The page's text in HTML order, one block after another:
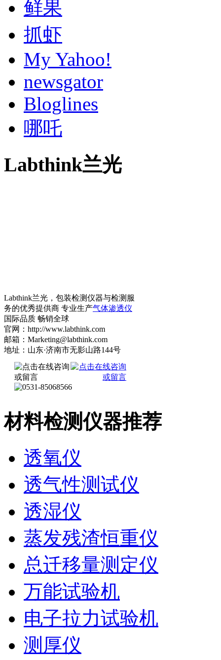
鲜果
抓虾
My Yahoo!
newsgator
Bloglines
哪吒
Labthink兰光
Labthink兰光，包装检测仪器与检测服
务的优秀提供商 专业生产气体渗透仪
国际品质 畅销全球
官网：http://www.labthink.com
邮箱：Marketing@labthink.com
地址：山东·济南市无影山路144号
材料检测仪器推荐
透氧仪
透气性测试仪
透湿仪
蒸发残渣恒重仪
总迁移量测定仪
万能试验机
电子拉力试验机
测厚仪